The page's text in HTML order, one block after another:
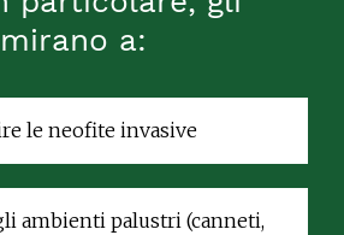
a:
le neofite invasive
ambienti palustri (canneti,